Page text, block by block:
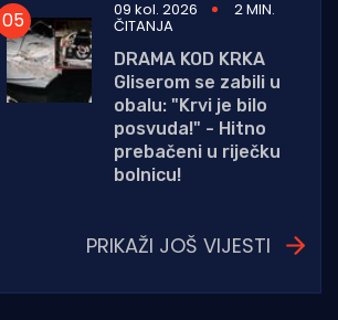
09 kol. 2026 2 MIN.
ČITANJA
DRAMA KOD KRKA
Gliserom se zabili u
obalu: "Krvi je bilo
posvuda!" - Hitno
prebačeni u riječku
bolnicu!
PRIKAŽI JOŠ VIJESTI